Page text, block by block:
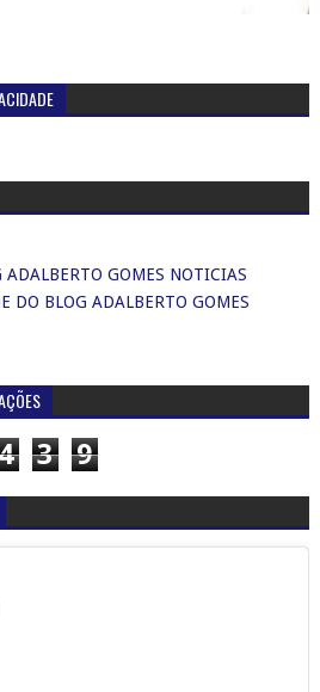
ADALBERTO GOMES NOTICIAS
DO BLOG ADALBERTO GOMES
3 9